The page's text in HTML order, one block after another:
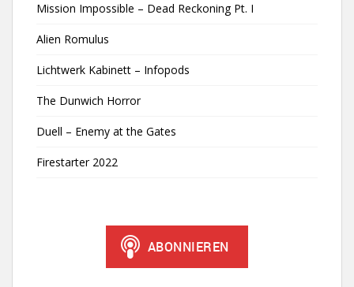
Mission Impossible – Dead Reckoning Pt. I
Alien Romulus
Lichtwerk Kabinett – Infopods
The Dunwich Horror
Duell – Enemy at the Gates
Firestarter 2022